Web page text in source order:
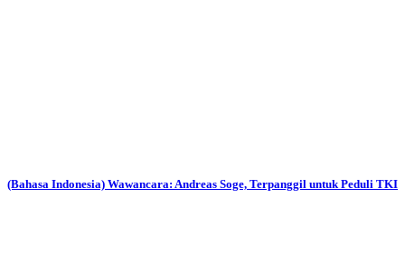
(Bahasa Indonesia) Wawancara: Andreas Soge, Terpanggil untuk Peduli TKI